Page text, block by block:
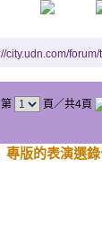
city.udn.com/
第 頁／共4頁
版的表演選